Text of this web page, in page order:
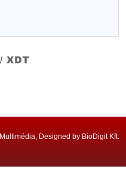
Designed by BioDigit Kft.